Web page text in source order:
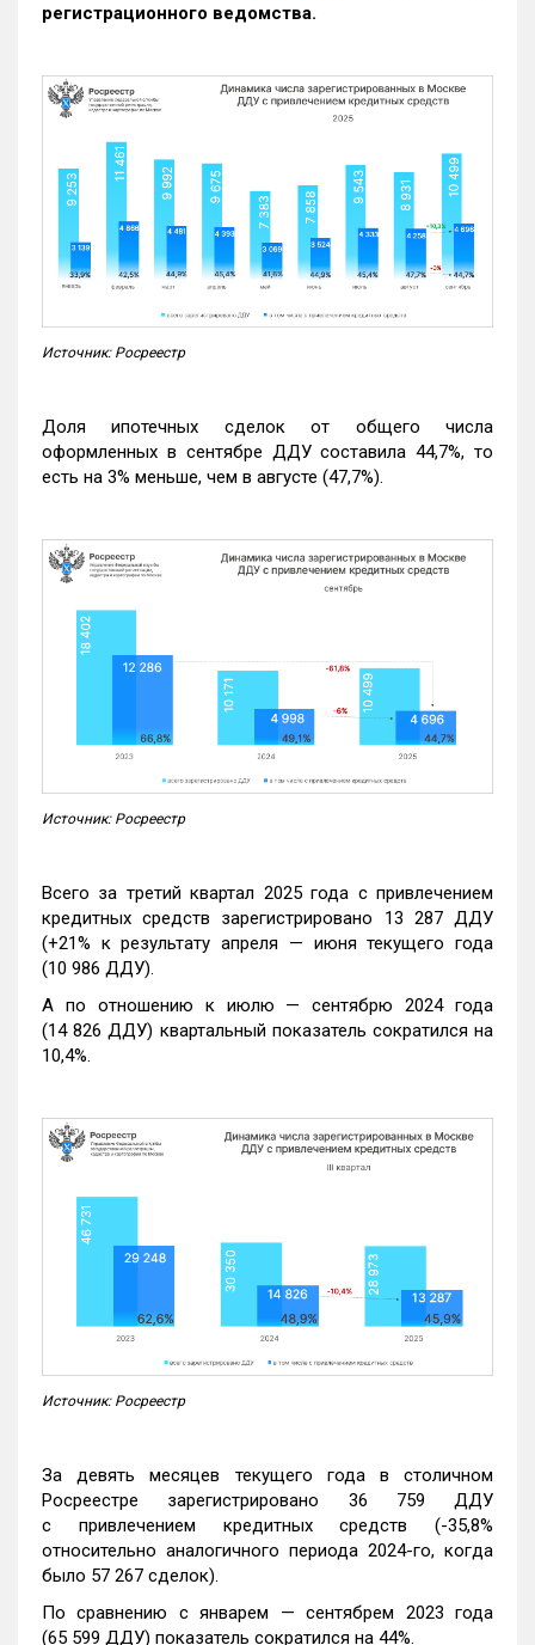
регистрационного ведомства.
Источник: Росреестр
Доля ипотечных сделок от общего числа
оформленных в сентябре ДДУ составила 44,7%, то
есть на 3% меньше, чем в августе (47,7%).
Источник: Росреестр
Всего за третий квартал 2025 года с привлечением
кредитных средств зарегистрировано 13 287 ДДУ
(+21% к результату апреля — июня текущего года
(10 986 ДДУ).
А по отношению к июлю — сентябрю 2024 года
(14 826 ДДУ) квартальный показатель сократился на
10,4%.
Источник: Росреестр
За девять месяцев текущего года в столичном
Росреестре зарегистрировано 36 759 ДДУ
с привлечением кредитных средств (-35,8%
относительно аналогичного периода 2024-го, когда
было 57 267 сделок).
По сравнению с январем — сентябрем 2023 года
(65 599 ДДУ) показатель сократился на 44%.